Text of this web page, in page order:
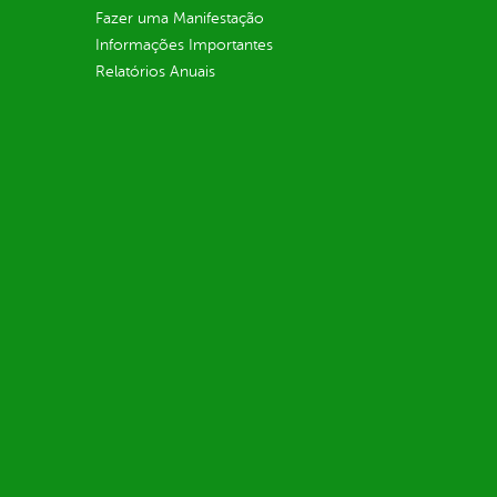
Fazer uma Manifestação
Informações Importantes
Relatórios Anuais